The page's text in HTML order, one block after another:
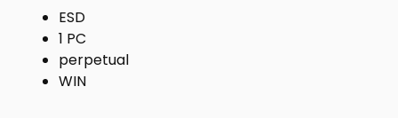
ESD
1 PC
perpetual
WIN